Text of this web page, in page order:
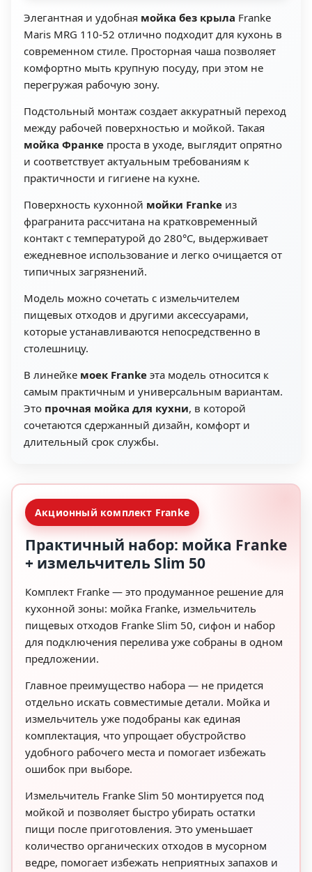
Элегантная и удобная мойка без крыла Franke
Maris MRG 110-52 отлично подходит для кухонь в
современном стиле. Просторная чаша позволяет
комфортно мыть крупную посуду, при этом не
перегружая рабочую зону.
Подстольный монтаж создает аккуратный переход
между рабочей поверхностью и мойкой. Такая
мойка Франке проста в уходе, выглядит опрятно
и соответствует актуальным требованиям к
практичности и гигиене на кухне.
Поверхность кухонной мойки Franke из
фрагранита рассчитана на кратковременный
контакт с температурой до 280°C, выдерживает
ежедневное использование и легко очищается от
типичных загрязнений.
Модель можно сочетать с измельчителем
пищевых отходов и другими аксессуарами,
которые устанавливаются непосредственно в
столешницу.
В линейке моек Franke эта модель относится к
самым практичным и универсальным вариантам.
Это прочная мойка для кухни, в которой
сочетаются сдержанный дизайн, комфорт и
длительный срок службы.
Акционный комплект Franke
Практичный набор: мойка Franke
+ измельчитель Slim 50
Комплект Franke — это продуманное решение для
кухонной зоны: мойка Franke, измельчитель
пищевых отходов Franke Slim 50, сифон и набор
для подключения перелива уже собраны в одном
предложении.
Главное преимущество набора — не придется
отдельно искать совместимые детали. Мойка и
измельчитель уже подобраны как единая
комплектация, что упрощает обустройство
удобного рабочего места и помогает избежать
ошибок при выборе.
Измельчитель Franke Slim 50 монтируется под
мойкой и позволяет быстро убирать остатки
пищи после приготовления. Это уменьшает
количество органических отходов в мусорном
ведре, помогает избежать неприятных запахов и